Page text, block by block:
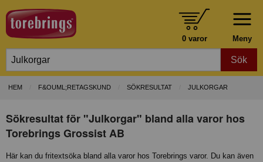
Meny
0 varor
Sök
HEM F&OUML;RETAGSKUND SÖKRESULTAT JULKORGAR
Sökresultat för "Julkorgar" bland alla varor hos
Torebrings Grossist AB
Här kan du fritextsöka bland alla varor hos Torebrings varor. Du kan även